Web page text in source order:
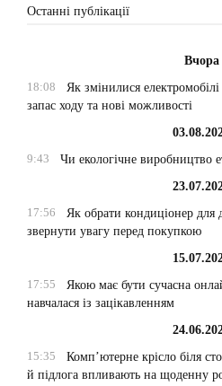
Останні публікації
Вчора
18:08
Як змінилися
запас ходу та нові можливості
9:43
Чи екологічне виробництво
17:56
Як обрати кондиціонер
звернути увагу перед покупкою
17:55
Якою має бути сучасна
навчалася із зацікавленням
15:35
Комп’ютерне крісло біля
й підлога впливають на щоденну